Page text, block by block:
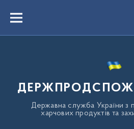
вмістуMenu
Державна служба України з
харчових продуктів та